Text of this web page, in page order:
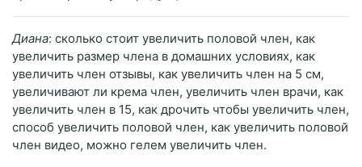
Диана: сколько стоит увеличить половой член, как
увеличить размер члена в домашних условиях, как
увеличить член отзывы, как увеличить член на 5 см,
увеличивают ли крема член, увеличить член врачи, как
увеличить член в 15, как дрочить чтобы увеличить член,
способ увеличить половой член, как увеличить половой
член видео, можно гелем увеличить член.